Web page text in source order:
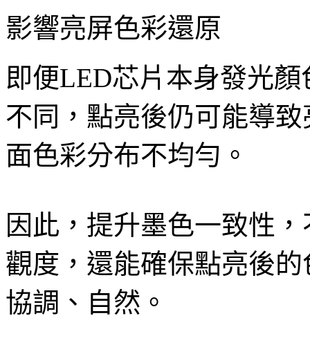
影響亮屏色彩還原
即便LED芯片本身發光
不同，點亮後仍可能導
面色彩分布不均勻。
因此，提升墨色一致性
觀度，還能確保點亮後
協調、自然。